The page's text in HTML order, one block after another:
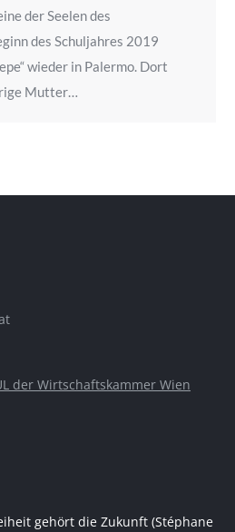
der Seelen des
des Schuljahres 2019
wieder in Palermo. Dort
Mutter…
der Wirtschaftskammer Wien
gehört die Zukunft (Stéphane